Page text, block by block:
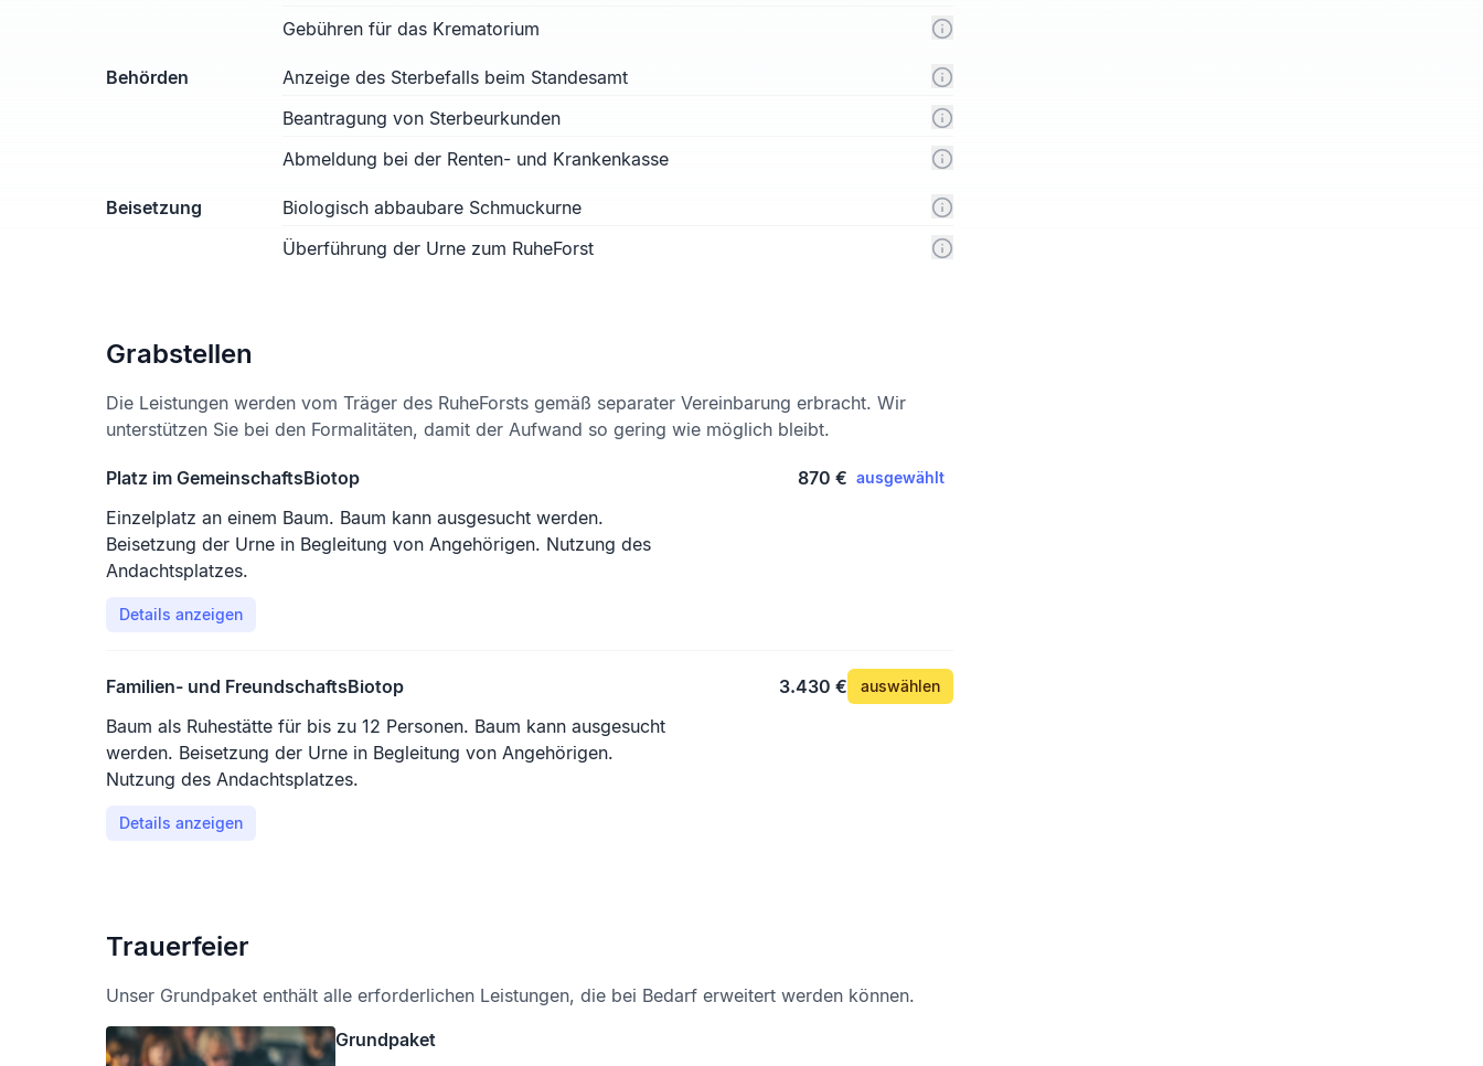
Gebühren für das Krematorium
Behörden
Anzeige des Sterbefalls beim Standesamt
Beantragung von Sterbeurkunden
Abmeldung bei der Renten- und Krankenkasse
Beisetzung
Biologisch abbaubare Schmuckurne
Überführung der Urne zum RuheForst
Grabstellen
Die Leistungen werden vom Träger des RuheForsts gemäß separater Vereinbarung erbracht. Wir
unterstützen Sie bei den Formalitäten, damit der Aufwand so gering wie möglich bleibt.
Platz im GemeinschaftsBiotop 870 € ausgewählt
Einzelplatz an einem Baum. Baum kann ausgesucht werden.
Beisetzung der Urne in Begleitung von Angehörigen. Nutzung des
Andachtsplatzes.
Details anzeigen
Familien- und FreundschaftsBiotop 3.430 € auswählen
Baum als Ruhestätte für bis zu 12 Personen. Baum kann ausgesucht
werden. Beisetzung der Urne in Begleitung von Angehörigen.
Nutzung des Andachtsplatzes.
Details anzeigen
Trauerfeier
Unser Grundpaket enthält alle erforderlichen Leistungen, die bei Bedarf erweitert werden können.
Grundpaket